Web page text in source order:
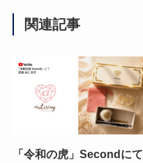
関連記事
「令和の虎」Secondにて